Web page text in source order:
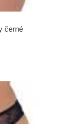
černé